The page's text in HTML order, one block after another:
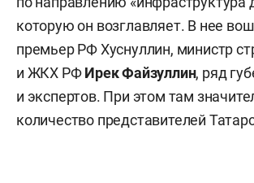
которую он возглавляет. В нее
премьер РФ Хуснуллин, министр
и ЖКХ РФИрек Файзуллин, ряд
и экспертов. При этом там
количество представителей